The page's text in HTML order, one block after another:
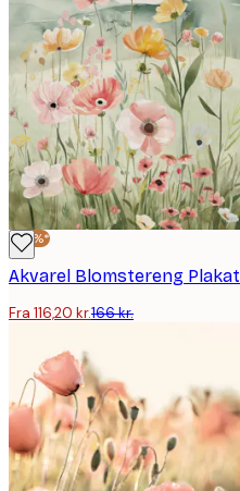
-30%*
Akvarel Blomstereng Plakat
Fra 116,20 kr.166 kr.